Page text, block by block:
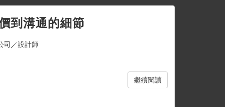
到溝通的細節
司／設計師
繼續閱讀